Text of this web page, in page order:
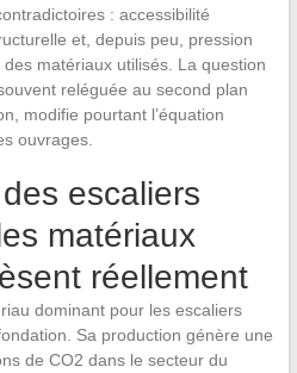
: accessibilité
et, depuis peu, pression
matériaux utilisés. La question
reléguée au second plan
modifie pourtant l’équation
ouvrages.
escaliers
matériaux
réellement
dominant pour les escaliers
Sa production génère une
de CO2 dans le secteur du